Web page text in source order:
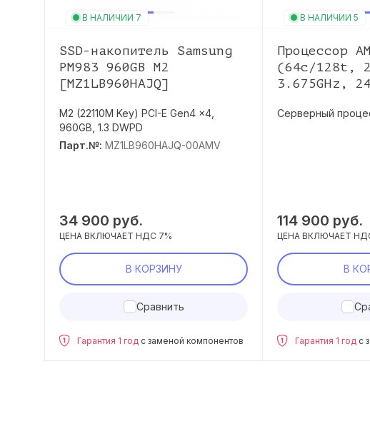
В НАЛИЧИИ 7
SSD-накопитель Samsung
PM983 960GB M2
[MZ1LB960HAJQ]
M2 (22110M Key) PCI-E Gen4 x4,
960GB, 1.3 DWPD
Парт.№: MZ1LB960HAJQ-00AMV
34 900 руб.
ЦЕНА ВКЛЮЧАЕТ НДС 7%
В КОРЗИНУ
Сравнить
Гарантия 1 год с заменой компонентов
В НАЛИЧИИ 5
Процессор
(64c/128t,
3.675GHz,
Серверный
114 900 руб.
ЦЕНА ВКЛЮЧАЕТ
В
Гарантия 1 год с